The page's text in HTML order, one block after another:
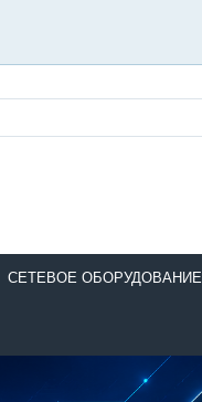
СЕТЕВОЕ ОБОРУДОВАНИЕ